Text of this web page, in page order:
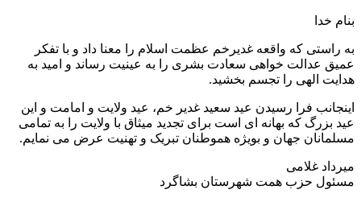
بنام خدا
به راستی که واقعه غدیرخم عظمت اسلام را معنا داد و با تفکر
عمیق عدالت خواهی سعادت بشری را به عینیت رساند و امید به
هدایت الهی را تجسم بخشید.
اینجانب فرا رسیدن عید سعید غدیر خم، عید ولایت و امامت و این
عید بزرگ که بهانه‌ ای است برای تجدید میثاق با ولایت را به تمامی
مسلمانان جهان و بویژه هموطنان تبریک و تهنیت عرض می نمایم.
میرداد غلامی
مسئول حزب همت شهرستان بشاگرد